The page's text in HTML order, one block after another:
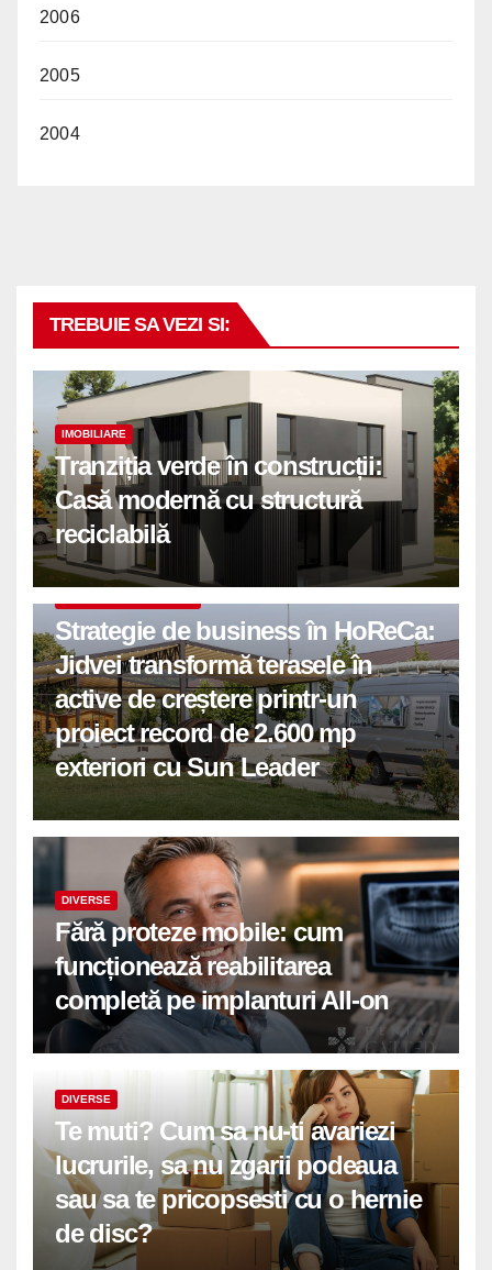
2006
2005
2004
TREBUIE SA VEZI SI:
IMOBILIARE
Tranziția verde în construcții:
Casă modernă cu structură
reciclabilă
Strategie de business în HoReCa:
Jidvei transformă terasele în
active de creștere printr-un
proiect record de 2.600 mp
exteriori cu Sun Leader
DIVERSE
Fără proteze mobile: cum
funcționează reabilitarea
completă pe implanturi All-on
DIVERSE
Te muti? Cum sa nu-ti avariezi
lucrurile, sa nu zgarii podeaua
sau sa te pricopsesti cu o hernie
de disc?